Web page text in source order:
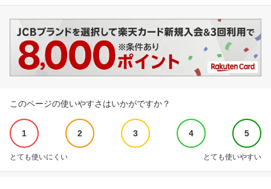
このページの使いやすさはいかがですか？
1 2 3 4 5
とても使いにくい とても使いやすい